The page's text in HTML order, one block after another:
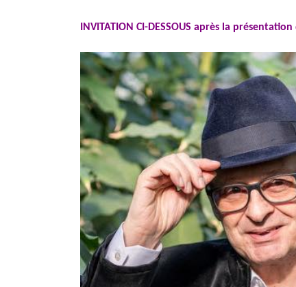
INVITATION CI-DESSOUS après la présentation